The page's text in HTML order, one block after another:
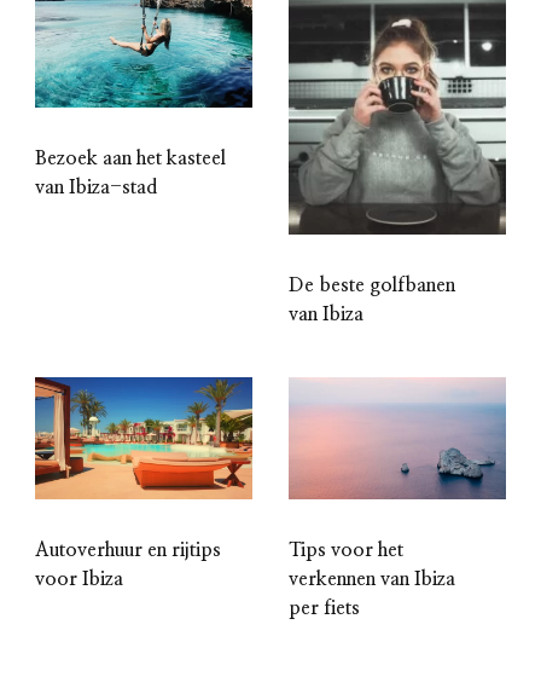
Bezoek aan het kasteel
van Ibiza-stad
De beste golfbanen
van Ibiza
Autoverhuur en rijtips
voor Ibiza
Tips voor het
verkennen van Ibiza
per fiets